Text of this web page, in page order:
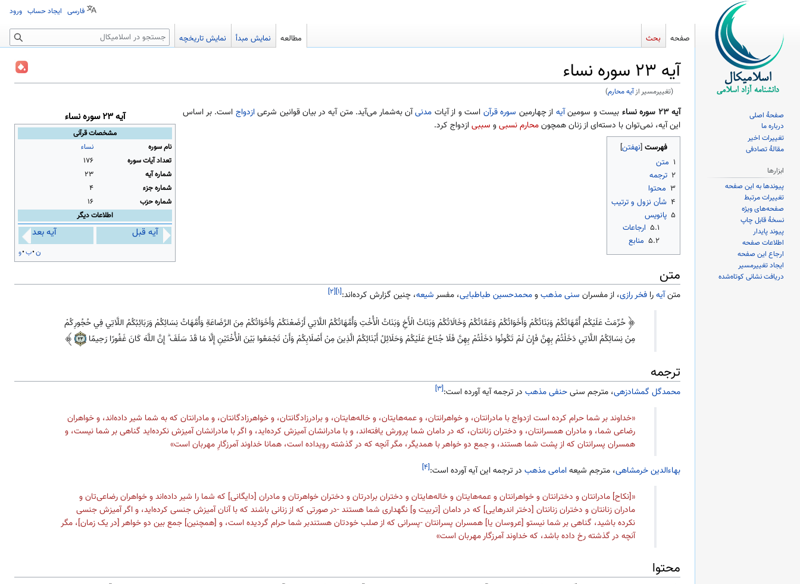
آیه ۲۳ سوره نساء
(تغییرمسیر ازآیه محارم)
پرش
به
ناوبری
پرش
به
جستجو
آیه ۲۳ سوره نساء
مشخصات قرآنی
نام سوره
نساء
تعداد آیات سوره
۱۷۶
شماره آیه
۲۳
شماره جزء
۴
شماره حزب
۱۶
اطلاعات دیگر
آیه قبل آیه بعد
ن ب و
آیه ۲۳ سوره نساء بیست و سومینآیه از چهارمین سوره قرآن است و از آیات مدنیآن به‌شمار می‌آید. متن آیه در بیان قوانین شرعیازدواج است. بر اساس
این آیه، نمی‌توان با دسته‌ای از زنان همچونمحارم نسبیو سببیازدواج کرد.
فهرست
۱ متن
۲ ترجمه
۳ محتوا
۴ شأن نزول و ترتیب
۵ پانویس
۵.۱ ارجاعات
۵.۲ منابع
متن
متنآیهرا فخر رازی، از مفسران سنی مذهبومحمدحسین طباطبایی، مفسرشیعه، چنین گزارش کرده‌اند:[۱] [۲]
حُرِّمَتْ عَلَيْكُمْ أُمَّهَاتُكُمْ وَبَنَاتُكُمْ وَأَخَوَاتُكُمْ وَعَمَّاتُكُمْ وَخَالَاتُكُمْ وَبَنَاتُ الْأَخِ وَبَنَاتُ الْأُخْتِ وَأُمَّهَاتُكُمُ اللَّاتِي أَرْضَعْنَكُمْ وَأَخَوَاتُكُمْ مِنَ الرَّضَاعَةِ وَأُمَّهَاتُ نِسَائِكُمْ وَرَبَائِبُكُمُ اللَّاتِي فِي حُجُورِكُمْ
مِنْ نِسَائِكُمُ اللَّاتِي دَخَلْتُمْ بِهِنَّ فَإِنْ لَمْ تَكُونُوا دَخَلْتُمْ بِهِنَّ فَلَا جُنَاحَ عَلَيْكُمْ وَحَلَائِلُ أَبْنَائِكُمُ الَّذِينَ مِنْ أَصْلَابِكُمْ وَأَنْ تَجْمَعُوا بَيْنَ الْأُخْتَيْنِ إِلَّا مَا قَدْ سَلَفَ ۗ إِنَّ اللَّهَ كَانَ غَفُورًا رَحِيمًا
ترجمه
محمدگل گمشادزهی، مترجم سنیحنفی مذهب در ترجمه آیه آورده است:[۳]
«خداوند بر شما حرام کرده است ازدواج با مادرانتان، و خواهرانتان، و عمه‌هایتان، و خاله‌هایتان، و برادرزادگانتان، و خواهرزادگانتان، و مادرانتان که به شما شیر داده‌اند، و خواهران
رضاعی شما، و مادران همسرانتان، و دختران زنانتان، که در دامان شما پرورش یافته‌اند، و با مادرانشان آمیزش کرده‌اید، و اگر با مادرانشان آمیزش نکرده‌اید گناهی بر شما نیست، و
همسران پسرانتان که از پشت شما هستند، و جمع دو خواهر با همدیگر، مگر آنچه که در گذشته رویداده است، همانا خداوند آمرزگارِ مهربان است»
بهاءالدین خرمشاهی، مترجم شیعهامامی مذهب در ترجمه این آیه آورده است:[۴]
«[نکاح‌] مادرانتان و دخترانتان و خواهرانتان و عمه‌هایتان و خاله‌هایتان و دختران برادرتان و دختران خواهرتان و مادران [دایگانی‌] که شما را شیر داده‌اند و خواهران رضاعی‌تان و
مادران زنانتان و دختران زنانتان [دختر اندرهایی‌] که در دامان [تربیت و] نگهداری شما هستند -در صورتی که از زنانی باشند که با آنان آمیزش جنسی کرده‌اید، و اگر آمیزش جنسی
نکرده باشید، گناهی بر شما نیستو [عروسان یا] همسران پسرانتان -پسرانی که از صلب خودتان هستندبر شما حرام گردیده است، و [همچنین‌] جمع بین دو خواهر [در یک زمان‌]، مگر
آنچه در گذشته رخ داده باشد، که خداوند آمرزگار مهربان است‌»
محتوا
فارسی ایجاد حساب ورود
صفحه بحث مطالعه نمایش مبدأ نمایش تاریخچه جستجو
صفحهٔ اصلی
درباره ما
تغییرات اخیر
مقالهٔ تصادفی
ابزارها
پیوندها به این صفحه
تغییرات مرتبط
صفحه‌های ویژه
نسخهٔ قابل چاپ
پیوند پایدار
اطلاعات صفحه
ارجاع این صفحه
ایجاد تغییرمسیر
دریافت نشانی کوتاه‌شده